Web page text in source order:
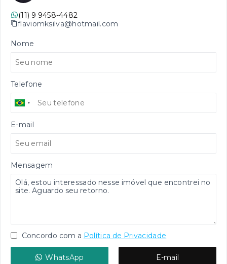
(11) 9 9458-4482
flaviomksilva@hotmail.com
Nome
Telefone
E-mail
Mensagem
Concordo com a Política de Privacidade
WhatsApp E-mail